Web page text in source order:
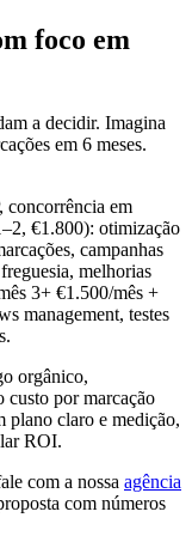
foco em
a decidir. Imagina
em 6 meses.
concorrência em
€1.800): otimização
campanhas
melhorias
3+ €1.500/mês +
management, testes
orgânico,
custo por marcação
plano claro e medição,
ROI.
com a nossa agência
com números